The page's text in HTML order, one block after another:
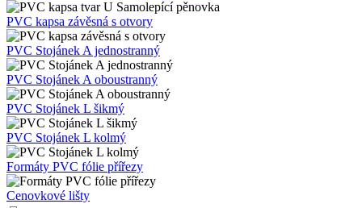
PVC kapsa tvar U
PVC kapsa tvar U Magnetická
PVC kapsa tvar U Samolepící
PVC kapsa tvar U Samolepící pěnovka
PVC kapsa závěsná s otvory
PVC Stojánek A jednostranný
PVC Stojánek A oboustranný